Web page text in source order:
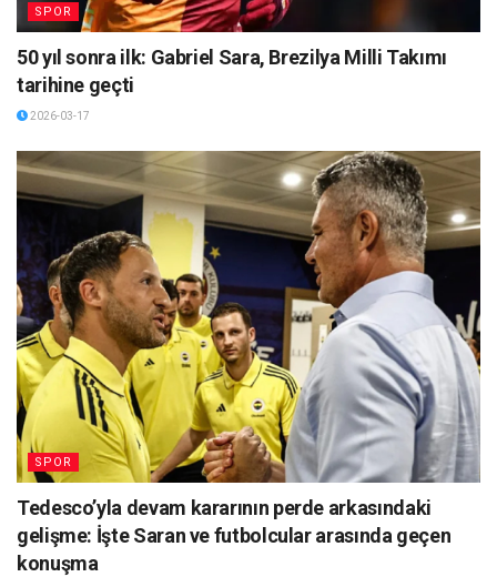
SPOR
50 yıl sonra ilk: Gabriel Sara, Brezilya Milli Takımı
tarihine geçti
2026-03-17
SPOR
Tedesco’yla devam kararının perde arkasındaki
gelişme: İşte Saran ve futbolcular arasında geçen
konuşma